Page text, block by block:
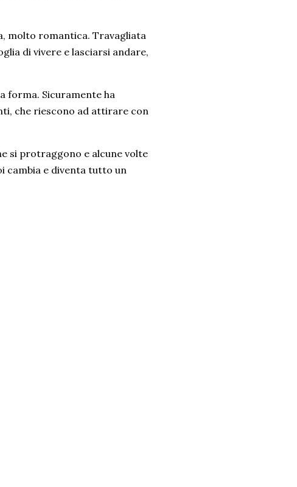
molto romantica. Travagliata
di vivere e lasciarsi andare,
forma. Sicuramente ha
che riescono ad attirare con
si protraggono e alcune volte
cambia e diventa tutto un